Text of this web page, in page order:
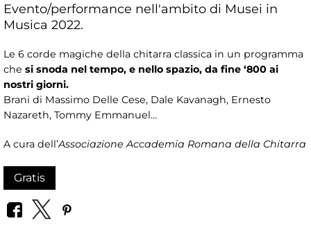
Evento/performance nell'ambito di Musei in
Musica 2022.
Le 6 corde magiche della chitarra classica in un programma
che si snoda nel tempo, e nello spazio, da fine ‘800 ai
nostri giorni.
Brani di Massimo Delle Cese, Dale Kavanagh, Ernesto
Nazareth, Tommy Emmanuel…
A cura dell’Associazione Accademia Romana della Chitarra
Gratis